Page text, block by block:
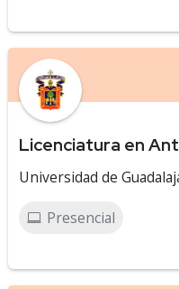
Licenciatura en
Universidad de
Presencial